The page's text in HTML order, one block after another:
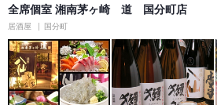
全席個室 湘南茅ヶ崎 道 国分町店
居酒屋 国分町